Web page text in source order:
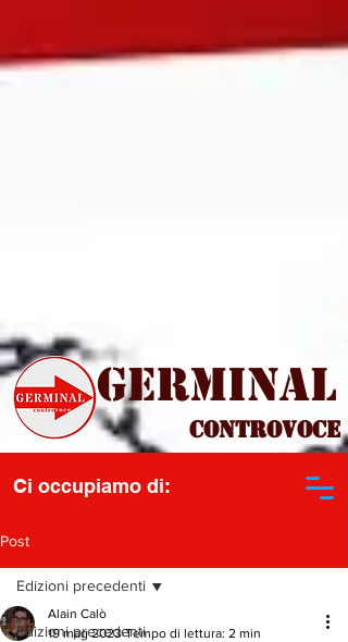
Controvoce
Ci occupiamo di:
Germinal
Post
Edizioni precedenti
Edizioni precedenti
Alain Calò
19 mag 2023 Tempo di lettura: 2 min